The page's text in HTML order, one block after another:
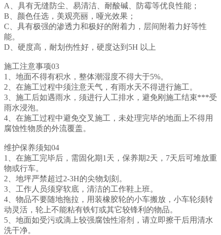
A、具有无缝防尘、易清洁、耐酸碱、防霉等优良性能；
B、颜色任选，美观亮丽，哑光效果；
C、具有极强的渗透力和极好的附着力，层间附着力好等性
能。
D、硬度高，耐划伤性好，硬度达到5H 以上
施工注意事项03
1、地面不得有积水，整体潮湿度不得大于5%。
2、在施工过程中须注意天气，有雨水天不得进行施工。
3、施工后如遇雨水，须进行人工排水，避免刚施工结束***受
雨水浸泡。
4、在施工过程中避免交叉施工，未处理完毕的地面上不得用
腐蚀性物质的外流覆盖。
维护保养须知04
1、在施工完毕后，需固化期1天，保养期2天，7天后可堆放重
物或行车。
2、地坪严禁超过2-3H的尖物划刻。
3、工作人员须穿软底，清洁的工作鞋上班。
4、物品不要随地拖拉，用装橡胶轮的小车搬放，小车轮须转
动灵活，轮上不能粘有铁钉或其它较锋利的物品。
5、地面如受污或滴上较强腐蚀性溶剂，请立即擦干后用清水
洗干净。